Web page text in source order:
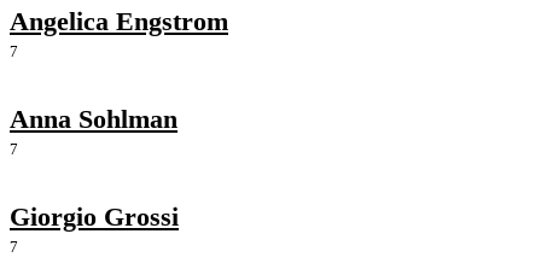
Angelica Engstrom
7
Anna Sohlman
7
Giorgio Grossi
7